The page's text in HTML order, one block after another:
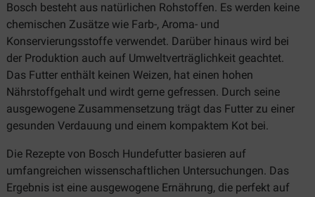
Bosch besteht aus natürlichen Rohstoffen. Es werden keine
chemischen Zusätze wie Farb-, Aroma- und
Konservierungsstoffe verwendet. Darüber hinaus wird bei
der Produktion auch auf Umweltverträglichkeit geachtet.
Das Futter enthält keinen Weizen, hat einen hohen
Nährstoffgehalt und wirdt gerne gefressen. Durch seine
ausgewogene Zusammensetzung trägt das Futter zu einer
gesunden Verdauung und einem kompaktem Kot bei.
Die Rezepte von Bosch Hundefutter basieren auf
umfangreichen wissenschaftlichen Untersuchungen. Das
Ergebnis ist eine ausgewogene Ernährung, die perfekt auf